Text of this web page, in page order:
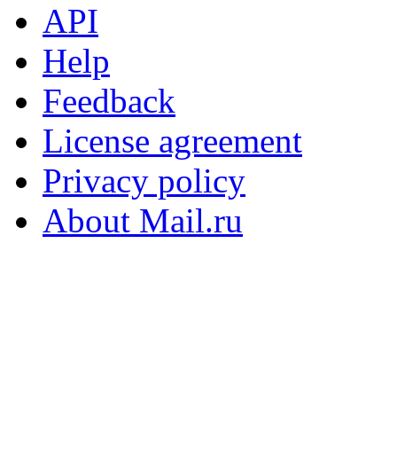
API
Help
Feedback
License agreement
Privacy policy
About Mail.ru